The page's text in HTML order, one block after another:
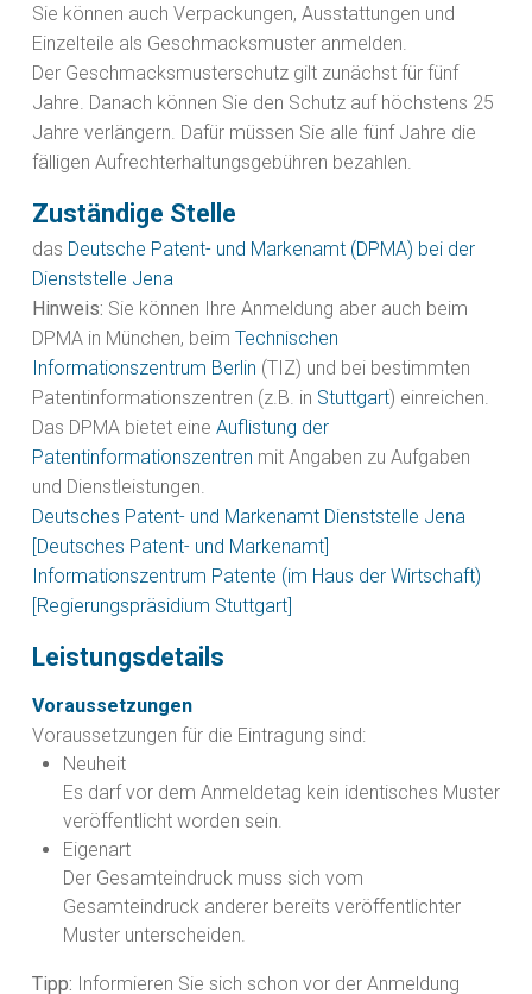
Sie können auch Verpackungen, Ausstattungen und
Einzelteile als Geschmacksmuster anmelden.
Der Geschmacksmusterschutz gilt zunächst für fünf
Jahre. Danach können Sie den Schutz auf höchstens 25
Jahre verlängern. Dafür müssen Sie alle fünf Jahre die
fälligen Aufrechterhaltungsgebühren bezahlen.
Zuständige Stelle
das Deutsche Patent- und Markenamt (DPMA) bei der
Dienststelle Jena
Hinweis: Sie können Ihre Anmeldung aber auch beim
DPMA in München, beim Technischen
Informationszentrum Berlin (TIZ) und bei bestimmten
Patentinformationszentren (z.B. in Stuttgart) einreichen.
Das DPMA bietet eine Auflistung der
Patentinformationszentren mit Angaben zu Aufgaben
und Dienstleistungen.
Deutsches Patent- und Markenamt Dienststelle Jena
[Deutsches Patent- und Markenamt]
Informationszentrum Patente (im Haus der Wirtschaft)
[Regierungspräsidium Stuttgart]
Leistungsdetails
Voraussetzungen
Voraussetzungen für die Eintragung sind:
Neuheit
Es darf vor dem Anmeldetag kein identisches Muster
veröffentlicht worden sein.
Eigenart
Der Gesamteindruck muss sich vom
Gesamteindruck anderer bereits veröffentlichter
Muster unterscheiden.
Tipp: Informieren Sie sich schon vor der Anmeldung